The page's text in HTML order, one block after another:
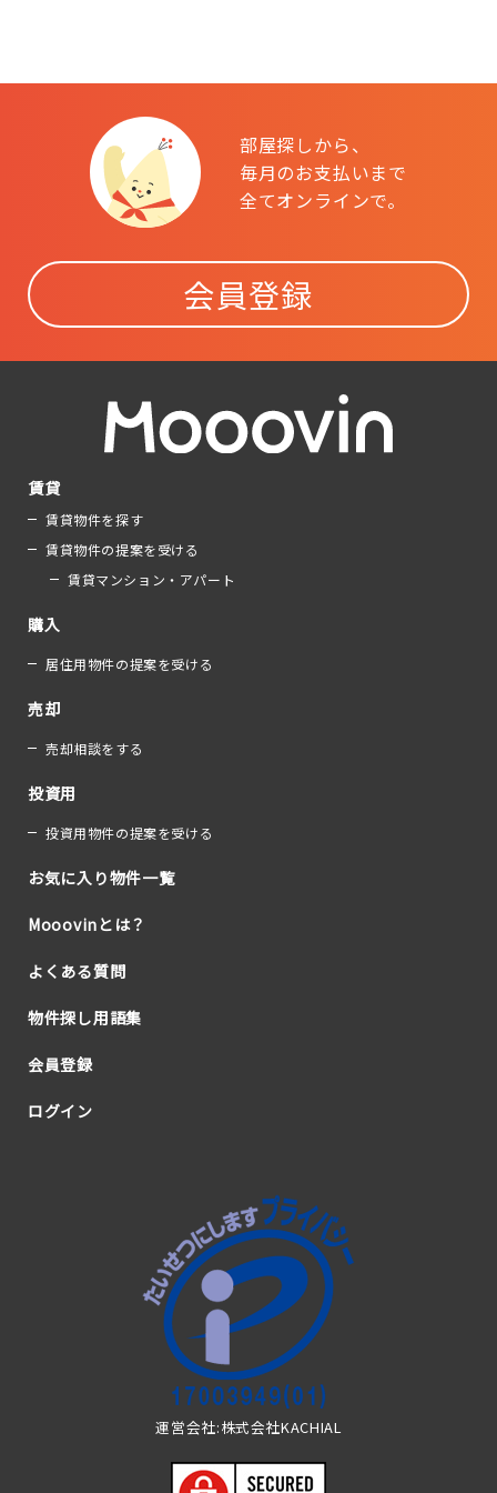
部屋探しから、
毎月のお支払いまで
全てオンラインで。
会員登録
賃貸
賃貸物件を探す
賃貸物件の提案を受ける
賃貸マンション・アパート
購入
居住用物件の提案を受ける
売却
売却相談をする
投資用
投資用物件の提案を受ける
お気に入り物件一覧
Mooovinとは？
よくある質問
物件探し用語集
会員登録
ログイン
運営会社:株式会社KACHIAL